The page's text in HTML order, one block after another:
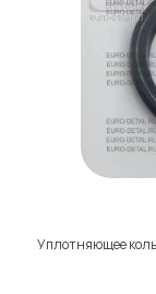
Уплотняющее